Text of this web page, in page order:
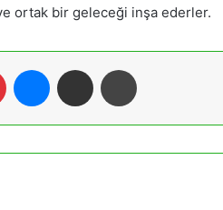
ortak bir geleceği inşa ederler.